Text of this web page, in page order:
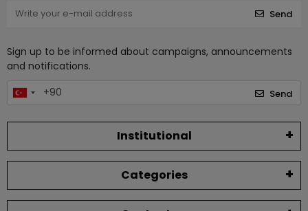
Send
Sign up to be informed about campaigns, announcements
and notifications.
Send
Institutional
Categories